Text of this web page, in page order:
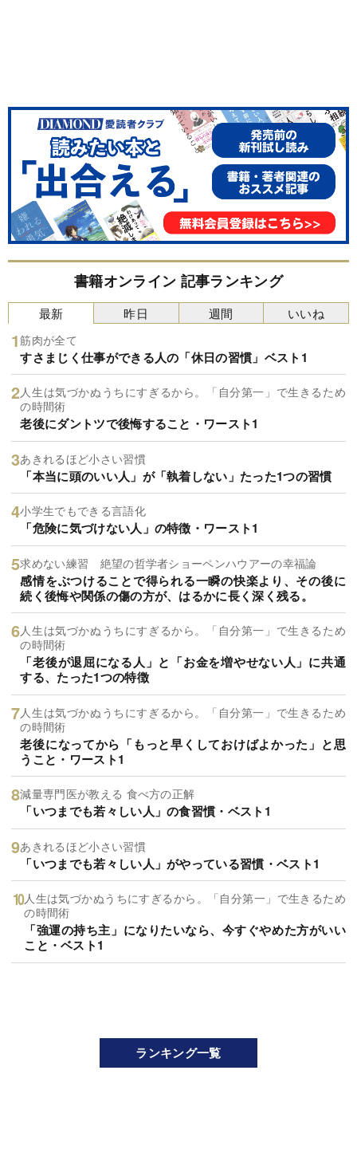
書籍オンライン 記事ランキング
最新
筋肉が全て
すさまじく仕事ができる人の「休日の習慣」ベスト1
人生は気づかぬうちにすぎるから。「自分第一」で生きるため
の時間術
老後にダントツで後悔すること・ワースト1
あきれるほど小さい習慣
「本当に頭のいい人」が「執着しない」たった1つの習慣
小学生でもできる言語化
「危険に気づけない人」の特徴・ワースト1
求めない練習 絶望の哲学者ショーペンハウアーの幸福論
感情をぶつけることで得られる一瞬の快楽より、その後に
続く後悔や関係の傷の方が、はるかに長く深く残る。
人生は気づかぬうちにすぎるから。「自分第一」で生きるため
の時間術
「老後が退屈になる人」と「お金を増やせない人」に共通
する、たった1つの特徴
人生は気づかぬうちにすぎるから。「自分第一」で生きるため
の時間術
老後になってから「もっと早くしておけばよかった」と思
うこと・ワースト1
減量専門医が教える 食べ方の正解
「いつまでも若々しい人」の食習慣・ベスト1
あきれるほど小さい習慣
「いつまでも若々しい人」がやっている習慣・ベスト1
人生は気づかぬうちにすぎるから。「自分第一」で生きるため
の時間術
「強運の持ち主」になりたいなら、今すぐやめた方がいい
こと・ベスト1
昨日 週間 いいね
ランキング一覧